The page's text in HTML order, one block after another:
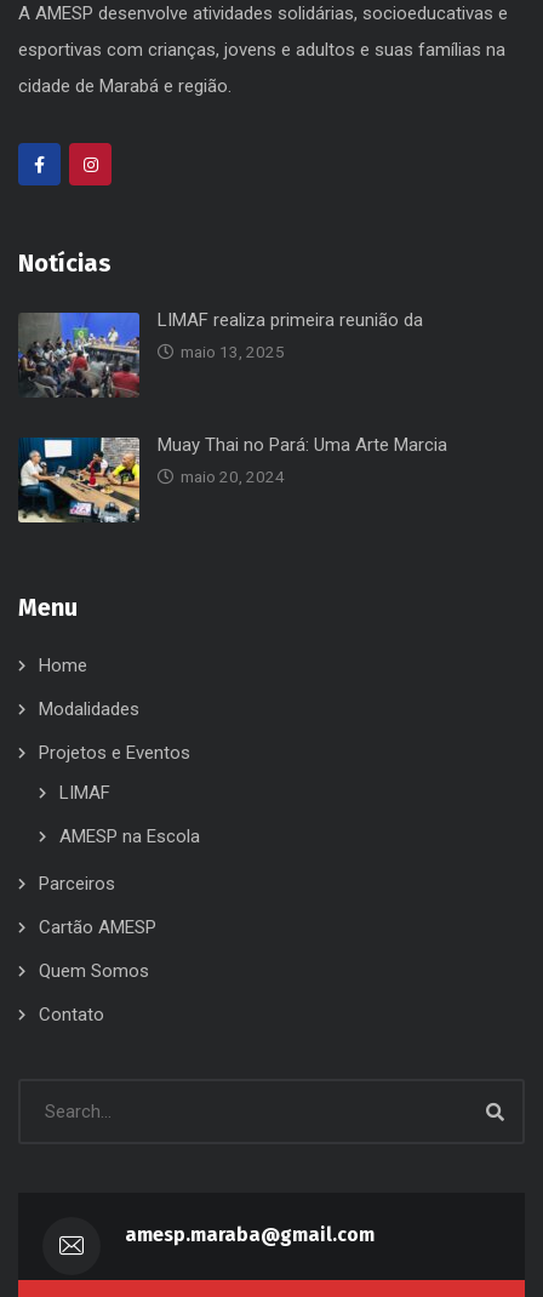
A AMESP desenvolve atividades solidárias, socioeducativas e
esportivas com crianças, jovens e adultos e suas famílias na
cidade de Marabá e região.
Notícias
LIMAF realiza primeira reunião da
maio 13, 2025
Muay Thai no Pará: Uma Arte Marcia
maio 20, 2024
Menu
Home
Modalidades
Projetos e Eventos
LIMAF
AMESP na Escola
Parceiros
Cartão AMESP
Quem Somos
Contato
amesp.maraba@gmail.com